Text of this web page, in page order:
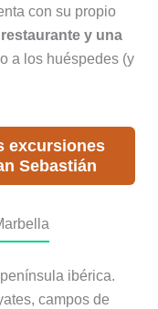
con su propio
y una
a los huéspedes (y
excursiones
Sebastián
ibérica.
campos de